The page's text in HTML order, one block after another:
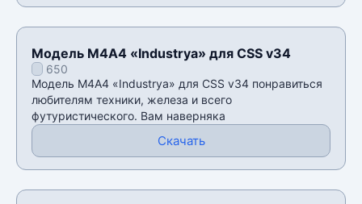
Модель М4А4 «Industrya» для CSS v34
650
Модель М4А4 «Industrya» для CSS v34 понравиться
любителям техники, железа и всего
футуристического. Вам наверняка
Скачать